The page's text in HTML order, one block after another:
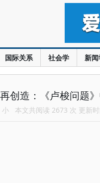
国际关系 社会学 新
创造：《卢梭问题
小 本文共阅读 2673 次 更新